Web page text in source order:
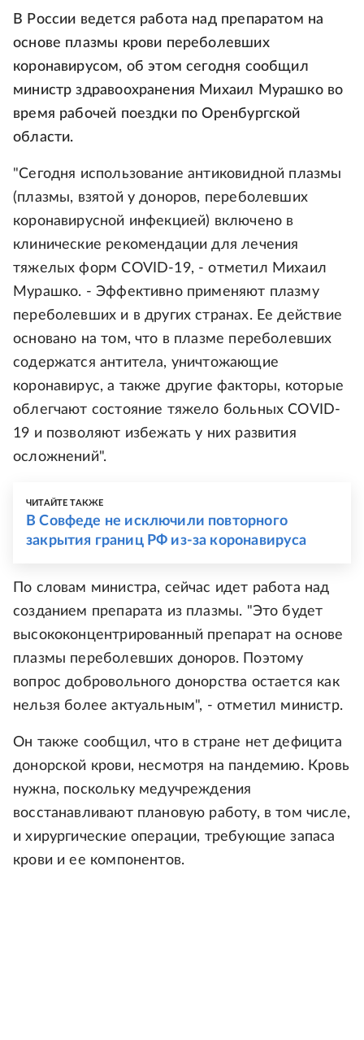
В России ведется работа над препаратом на
основе плазмы крови переболевших
коронавирусом, об этом сегодня сообщил
министр здравоохранения Михаил Мурашко во
время рабочей поездки по Оренбургской
области.
"Сегодня использование антиковидной плазмы
(плазмы, взятой у доноров, переболевших
коронавирусной инфекцией) включено в
клинические рекомендации для лечения
тяжелых форм COVID-19, - отметил Михаил
Мурашко. - Эффективно применяют плазму
переболевших и в других странах. Ее действие
основано на том, что в плазме переболевших
содержатся антитела, уничтожающие
коронавирус, а также другие факторы, которые
облегчают состояние тяжело больных COVID-
19 и позволяют избежать у них развития
осложнений".
ЧИТАЙТЕ ТАКЖЕ
В Совфеде не исключили повторного
закрытия границ РФ из-за коронавируса
По словам министра, сейчас идет работа над
созданием препарата из плазмы. "Это будет
высококонцентрированный препарат на основе
плазмы переболевших доноров. Поэтому
вопрос добровольного донорства остается как
нельзя более актуальным", - отметил министр.
Он также сообщил, что в стране нет дефицита
донорской крови, несмотря на пандемию. Кровь
нужна, поскольку медучреждения
восстанавливают плановую работу, в том числе,
и хирургические операции, требующие запаса
крови и ее компонентов.